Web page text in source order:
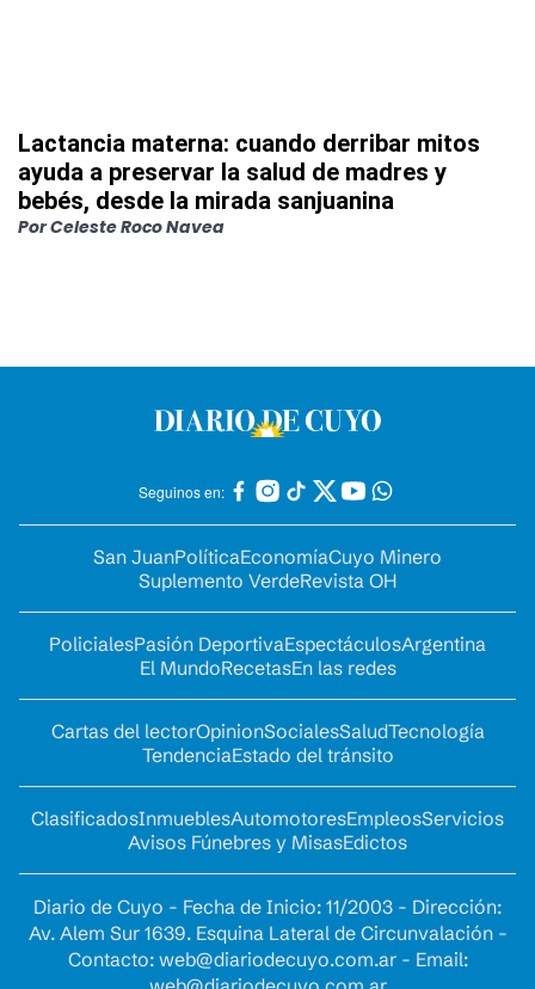
Lactancia materna: cuando derribar mitos
ayuda a preservar la salud de madres y
bebés, desde la mirada sanjuanina
PorCeleste Roco Navea
Seguinos en:
San JuanPolíticaEconomíaCuyo Minero
Suplemento VerdeRevista OH
PolicialesPasión DeportivaEspectáculosArgentina
El MundoRecetasEn las redes
Cartas del lectorOpinionSocialesSaludTecnología
TendenciaEstado del tránsito
ClasificadosInmueblesAutomotoresEmpleosServicios
Avisos Fúnebres y MisasEdictos
Diario de Cuyo - Fecha de Inicio: 11/2003 - Dirección:
Av. Alem Sur 1639. Esquina Lateral de Circunvalación -
Contacto: web@diariodecuyo.com.ar- Email: